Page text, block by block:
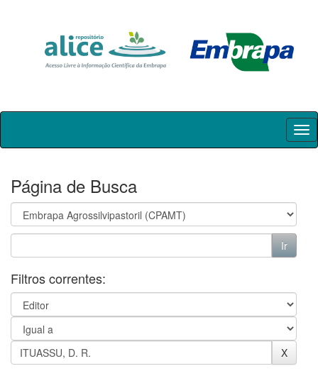
Skip
Página de Busca
Filtros correntes: